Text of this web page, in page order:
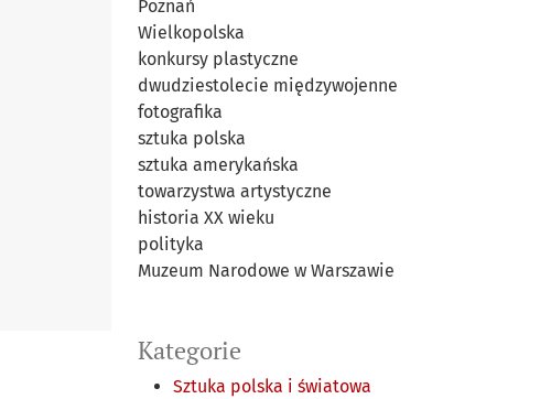
Poznań
Wielkopolska
konkursy plastyczne
dwudziestolecie międzywojenne
fotografika
sztuka polska
sztuka amerykańska
towarzystwa artystyczne
historia XX wieku
polityka
Muzeum Narodowe w Warszawie
Kategorie
Sztuka polska i światowa